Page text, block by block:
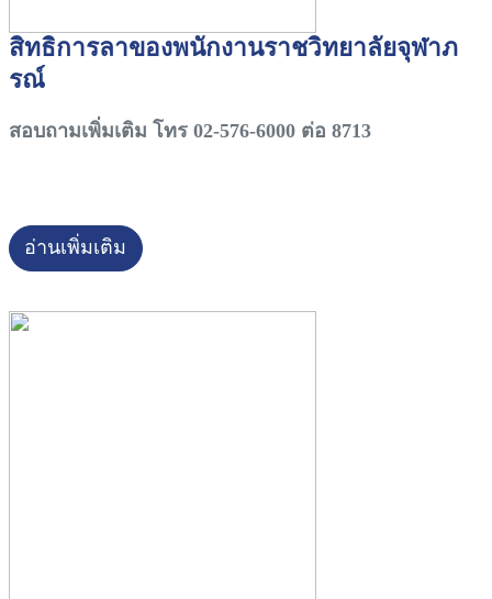
สิทธิการลาของพนักงานราชวิทยาลัยจุฬาภ
รณ์
สอบถามเพิ่มเติม โทร 02-576-6000 ต่อ 8713
อ่านเพิ่มเติม